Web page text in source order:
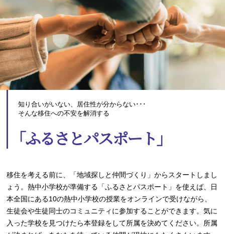
知り合いがいない、居住性が分からない･･･
そんな移住への不安を解消する
｢ふるさとパスポート｣
移住を考える前に、「地域探しと仲間づくり」からスタートしまし
ょう。熱中小学校が準備する「ふるさとパスポート」を使えば、日
本全国にある10の熱中小学校の授業をオンラインで受けながら、
生徒会や生徒同士のコミュニティに参加することができます。気に
入った学校を見つけたら本登録をして所属を決めてください。所属